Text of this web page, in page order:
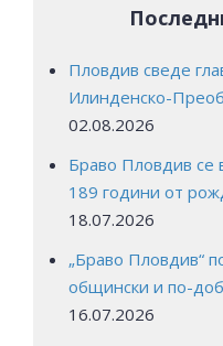
Пловдив сведе
Илинденско-
02.08.2026
Браво Пловдив се
189 години от
18.07.2026
„Браво Пловдив“
общински и по-
16.07.2026